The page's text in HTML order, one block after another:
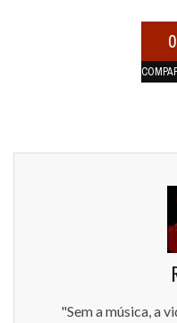
0
"Sem a música, a